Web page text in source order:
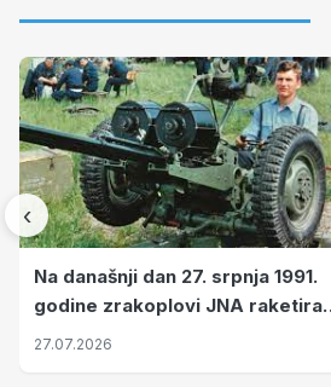
‹
Na današnji dan 27. srpnja 1991.
godine zrakoplovi JNA raketirali
su vojarnu i obučni centar "Nikola
27.07.2026